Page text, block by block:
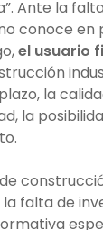
Ante la
conoce
el usuario
la
la
falta de